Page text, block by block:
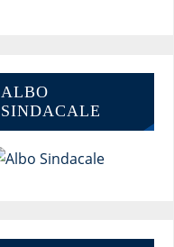
ALBO
SINDACALE